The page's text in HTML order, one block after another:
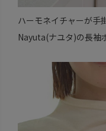
ハーモネイチャーが手
Nayuta(ナユタ)の長袖